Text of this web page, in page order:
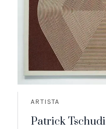
ARTISTA
Patrick Tschudi